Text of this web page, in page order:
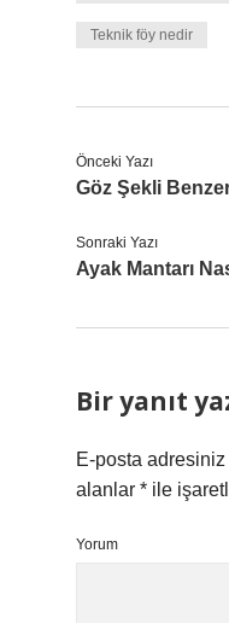
Teknik föy nedir
Önceki Yazı
Göz Şekli
Sonraki Yazı
Ayak Mantarı
Bir yanıt
E-posta
alanlar * ile
Yorum